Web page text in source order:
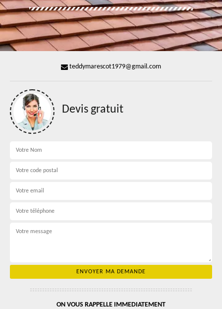
teddymarescot1979@gmail.com
Devis gratuit
ON VOUS RAPPELLE IMMEDIATEMENT